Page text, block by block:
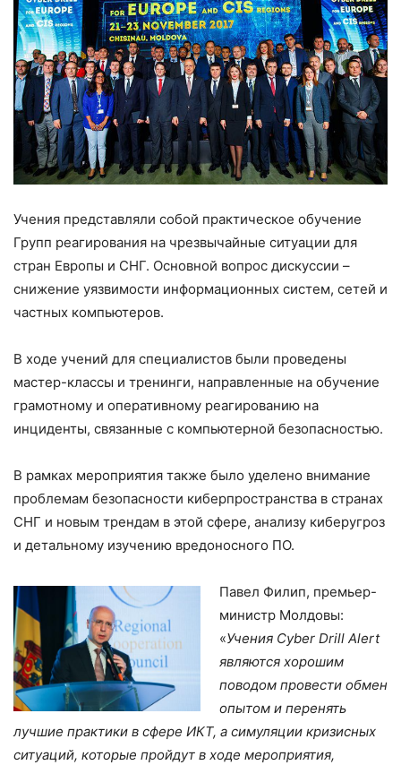
Учения представляли собой практическое обучение
Групп реагирования на чрезвычайные ситуации для
стран Европы и СНГ. Основной вопрос дискуссии –
снижение уязвимости информационных систем, сетей и
частных компьютеров.
В ходе учений для специалистов были проведены
мастер-классы и тренинги, направленные на обучение
грамотному и оперативному реагированию на
инциденты, связанные с компьютерной безопасностью.
В рамках мероприятия также было уделено внимание
проблемам безопасности киберпространства в странах
СНГ и новым трендам в этой сфере, анализу киберугроз
и детальному изучению вредоносного ПО.
Павел Филип, премьер-
министр Молдовы:
«Учения Cyber Drill Alert
являются хорошим
поводом провести обмен
опытом и перенять
лучшие практики в сфере ИКТ, а симуляции кризисных
ситуаций, которые пройдут в ходе мероприятия,